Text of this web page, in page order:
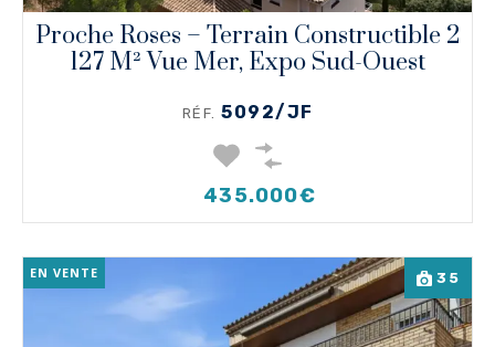
Proche Roses – Terrain Constructible 2
127 M² Vue Mer, Expo Sud-Ouest
RÉF. 5092/JF
435.000€
35
EN VENTE